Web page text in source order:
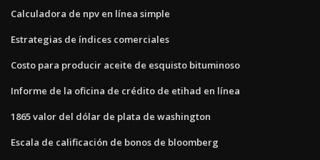
Calculadora de npv en línea simple
Estrategias de índices comerciales
Costo para producir aceite de esquisto bituminoso
Informe de la oficina de crédito de etihad en línea
1865 valor del dólar de plata de washington
Escala de calificación de bonos de bloomberg